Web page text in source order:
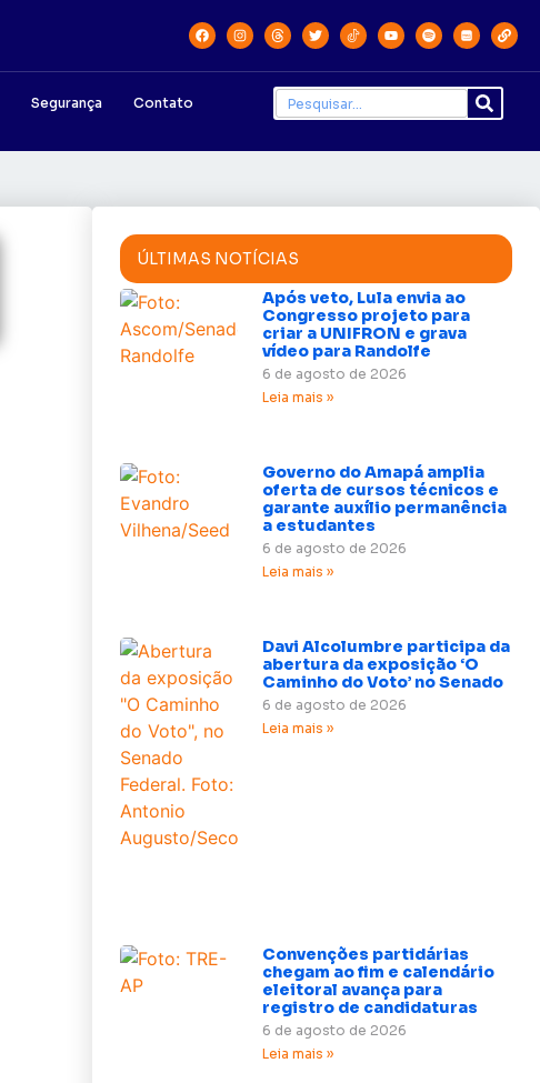
Segurança Contato
ÚLTIMAS NOTÍCIAS
Após veto, Lula envia ao
Congresso projeto para
criar a UNIFRON e grava
vídeo para Randolfe
6 de agosto de 2026
Leia mais »
Governo do Amapá amplia
oferta de cursos técnicos e
garante auxílio permanência
a estudantes
6 de agosto de 2026
Leia mais »
Davi Alcolumbre participa da
abertura da exposição ‘O
Caminho do Voto’ no Senado
6 de agosto de 2026
Leia mais »
Convenções partidárias
chegam ao fim e calendário
eleitoral avança para
registro de candidaturas
6 de agosto de 2026
Leia mais »